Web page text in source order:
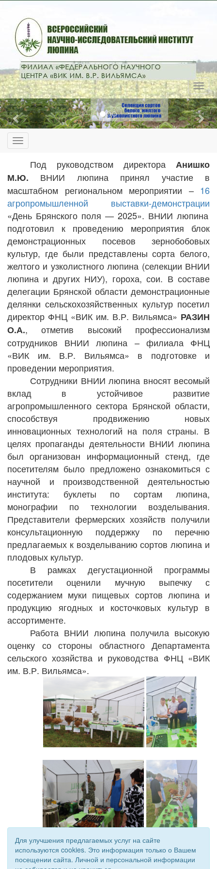
Previous
Под руководством директора Анишко
М.Ю. ВНИИ люпина принял участие в
масштабном региональном мероприятии – 16
агропромышленной выставки-демонстрации
«День Брянского поля — 2025». ВНИИ люпина
подготовил к проведению мероприятия блок
демонстрационных посевов зернобобовых
культур, где были представлены сорта белого,
желтого и узколистного люпина (селекции ВНИИ
люпина и других НИУ), гороха, сои. В составе
делегации Брянской области демонстрационные
делянки сельскохозяйственных культур посетил
директор ФНЦ «ВИК им. В.Р. Вильямса» РАЗИН
О.А., отметив высокий профессионализм
сотрудников ВНИИ люпина – филиала ФНЦ
«ВИК им. В.Р. Вильямса» в подготовке и
проведении мероприятия.
Сотрудники ВНИИ люпина вносят весомый
вклад в устойчивое развитие
агропромышленного сектора Брянской области,
способствуя продвижению новых
инновационных технологий на поля страны. В
целях пропаганды деятельности ВНИИ люпина
был организован информационный стенд, где
посетителям было предложено ознакомиться с
научной и производственной деятельностью
института: буклеты по сортам люпина,
монографии по технологии возделывания.
Представители фермерских хозяйств получили
консультационную поддержку по перечню
предлагаемых к возделыванию сортов люпина и
плодовых культур.
В рамках дегустационной программы
посетители оценили мучную выпечку с
содержанием муки пищевых сортов люпина и
продукцию ягодных и косточковых культур в
ассортименте.
Работа ВНИИ люпина получила высокую
оценку со стороны областного Департамента
сельского хозяйства и руководства ФНЦ «ВИК
им. В.Р. Вильямса».
Для улучшения предлагаемых услуг на сайте
используются cookies. Это информация только о Вашем
посещении сайта. Личной и персональной информации